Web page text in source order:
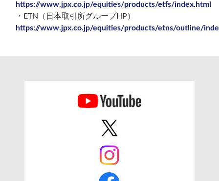
https://www.jpx.co.jp/equities/products/etfs/index.html
・ETN（日本取引所グループHP）
https://www.jpx.co.jp/equities/products/etns/outline/